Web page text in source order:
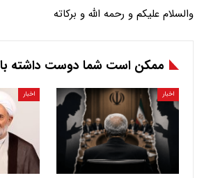
والسلام علیکم و رحمه الله و برکاته
ممکن است شما دوست داشته
اخبار اخبار